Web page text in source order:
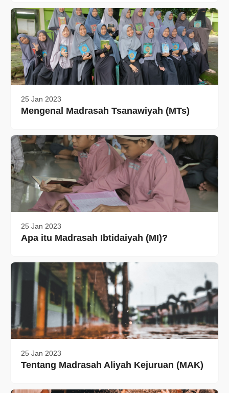
25 Jan 2023
Mengenal Madrasah Tsanawiyah (MTs)
25 Jan 2023
Apa itu Madrasah Ibtidaiyah (MI)?
25 Jan 2023
Tentang Madrasah Aliyah Kejuruan (MAK)